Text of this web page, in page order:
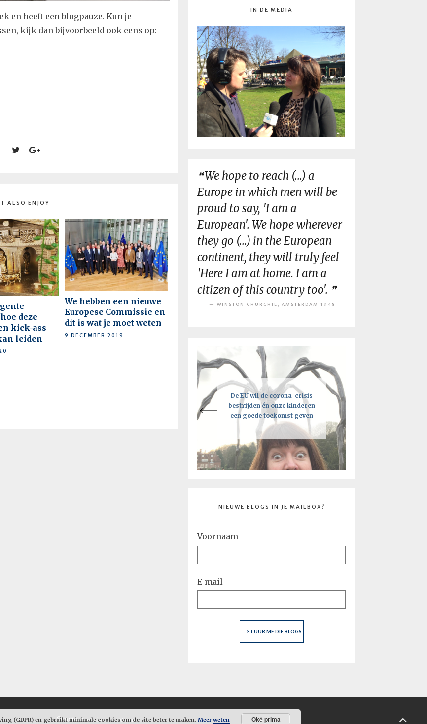
en heeft een blogpauze. Kun je
kijk dan bijvoorbeeld ook eens op:
ALSO ENJOY
deze
kick-ass
leiden
We hebben een nieuwe
Europese Commissie en
dit is wat je moet weten
9 DECEMBER 2019
IN DE MEDIA
We hope to reach (...) a
Europe in which men will be
proud to say, 'I am a
European'. We hope wherever
they go (...) in the European
continent, they will truly feel
'Here I am at home. I am a
citizen of this country too'.
WINSTON CHURCHIL, AMSTERDAM 1948
De EU wil de corona-crisis
bestrijden én onze kinderen
een goede toekomst geven
Een intelligente lockdown:
hoe deze crisis tot een kick-
ass toekomst kan leiden
Je moet vooral de regels
breken, maar niet als je de EU
bent
NIEUWE BLOGS IN JE MAILBOX?
Voornaam
E-mail
©2019 Audrie van Veen
(GDPR) en gebruikt minimale cookies om de site beter te maken. Meer weten Oké prima